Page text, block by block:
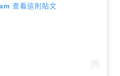
查看這則貼文